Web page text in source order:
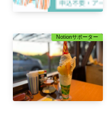
Notionサポーター